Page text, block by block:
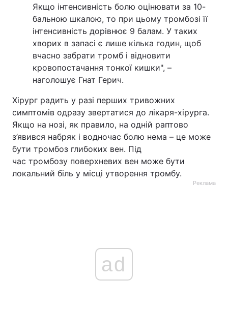
Якщо інтенсивність болю оцінювати за 10-
бальною шкалою, то при цьому тромбозі її
інтенсивність дорівнює 9 балам. У таких
хворих в запасі є лише кілька годин, щоб
вчасно забрати тромб і відновити
кровопостачання тонкої кишки", –
наголошує Гнат Герич.
Хірург радить у разі перших тривожних
симптомів одразу звертатися до лікаря-хірурга.
Якщо на нозі, як правило, на одній раптово
з’явився набряк і водночас болю нема – це може
бути тромбоз глибоких вен. Під
час тромбозу поверхневих вен може бути
локальний біль у місці утворення тромбу.
Реклама
ad